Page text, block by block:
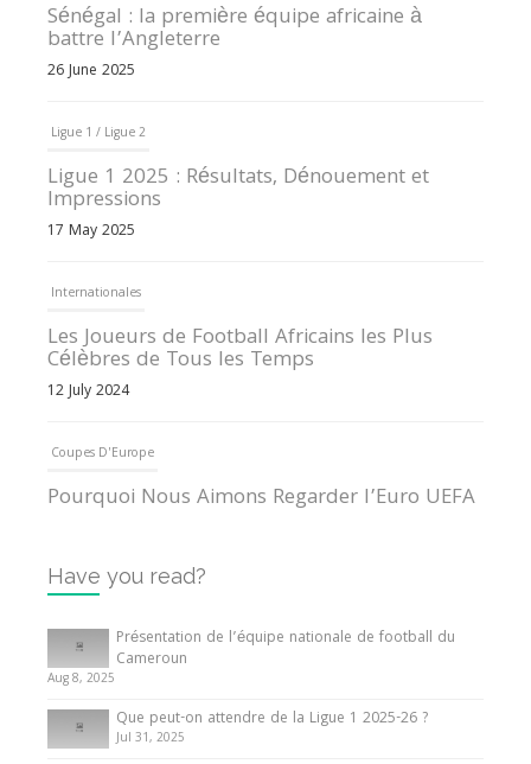
Sénégal : la première équipe africaine à
battre l’Angleterre
26 June 2025
Ligue 1 / Ligue 2
Ligue 1 2025 : Résultats, Dénouement et
Impressions
17 May 2025
Internationales
Les Joueurs de Football Africains les Plus
Célèbres de Tous les Temps
12 July 2024
Coupes D'Europe
Pourquoi Nous Aimons Regarder l’Euro UEFA
Internationales
Tout ce que vous devez savoir sur la Coupe
d’Afrique des Nations
10 May 2024
Internationales
Have you read?
Présentation de l’équipe nationale de football du
Cameroun
Aug 8, 2025
Que peut-on attendre de la Ligue 1 2025-26 ?
Jul 31, 2025